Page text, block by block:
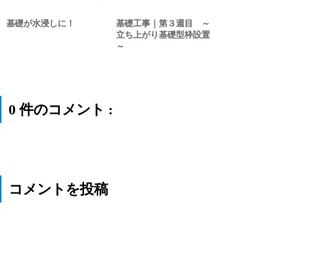
基礎が水浸しに！
基礎工事｜第３週目 ～
立ち上がり基礎型枠設置
～
0 件のコメント :
コメントを投稿